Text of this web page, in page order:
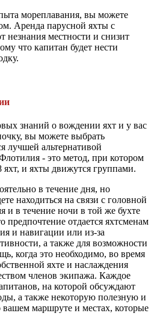
мореплавания, вы можете
Аренда парусной яхты с
незнания местности и снизит
что капитан будет нести
знаний о вождении яхт и у вас
вы можете выбрать
лучшей альтернативой
- это метод, при котором
яхт, и яхты движутся группами.
в течение дня, но
находиться на связи с головной
и в течение ночи в той же бухте
предпочтение отдается яхтсменам
и навигации или из-за
а также для возможности
когда это необходимо, во время
яхте и наслаждения
членов экипажа. Каждое
на которой обсуждают
а также некоторую полезную и
маршруте и местах, которые